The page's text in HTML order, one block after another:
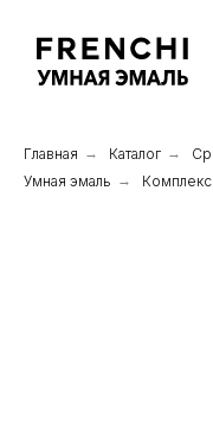
Главная → Каталог →
Умная эмаль → Комплекс